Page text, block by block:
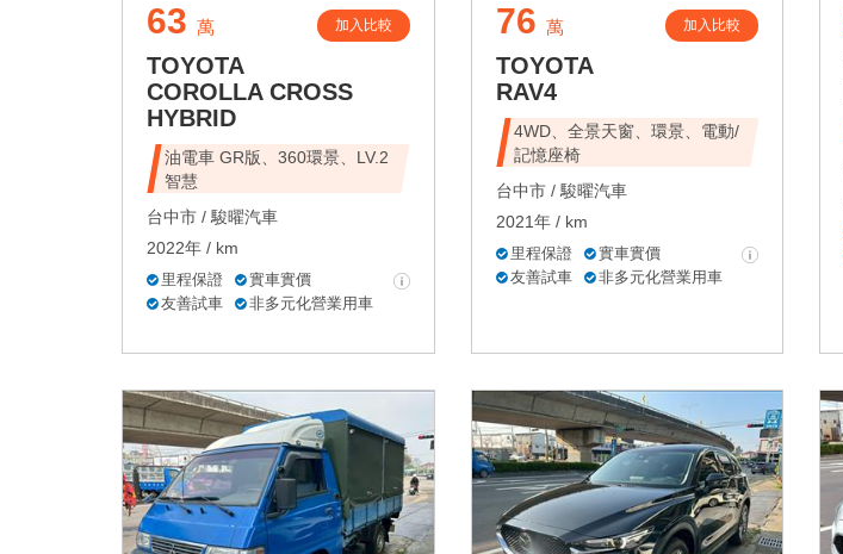
63 萬 加入比較
TOYOTA
COROLLA CROSS
HYBRID
油電車 GR版、360環景、LV.2
智慧
台中市 / 駿曜汽車
2022年 / km
里程保證
實車實價
友善試車
非多元化營業用車
76 萬 加入比較
TOYOTA
RAV4
4WD、全景天窗、環景、電動/
記憶座椅
台中市 / 駿曜汽車
2021年 / km
里程保證
實車實價
友善試車
非多元化營業用車